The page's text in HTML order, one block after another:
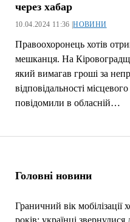
Головні новини
Граничний вік мобілізації
років: українці
через хабар
10.04.2024 11:36 |НОВИНИ
Правоохоронець хотів
мешканця. На
який вимагав гроші за
відповідальності
повідомили в обласній…